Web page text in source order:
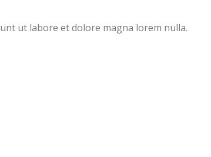
ut labore et dolore magna lorem nulla.